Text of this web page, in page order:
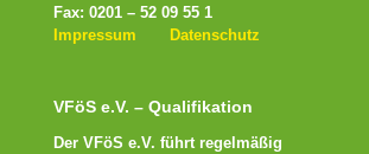
Fax: 0201 – 52 09 55 1
Impressum
Datenschutz
VFöS e.V. – Qualifikation
Der VFöS e.V. führt regelmäßig